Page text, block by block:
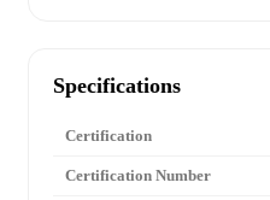
Specifications
Certification
Certification Number